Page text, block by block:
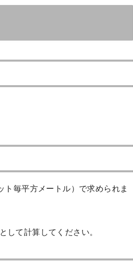
毎平方メートル）で求められま
して計算してください。